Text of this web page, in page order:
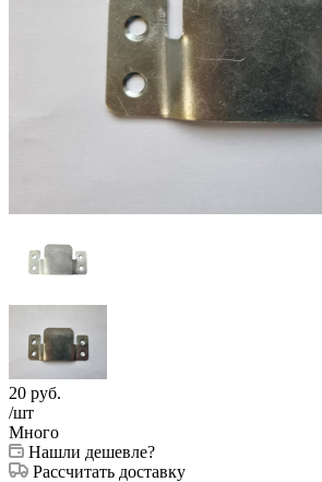
20 руб.
/шт
Много
Нашли дешевле?
Рассчитать доставку